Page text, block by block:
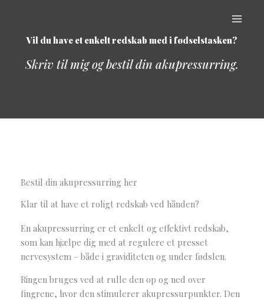
indholdetVil du have et enkelt redskab med i fødselstasken?
Skriv til mig og bestil din akupressurring.
Bestil din akupressurring her
Klar til at have et roligt redskab ved hånden?
En akupressurring er et enkelt og effektivt redskab,
som kan hjælpe dig med at regulere et presset
nervesystem – både i graviditeten og under fødslen.
Ringen bruges ved at rulle den op og ned over
fingrene, hvor den stimulerer akupressurpunkter. Den